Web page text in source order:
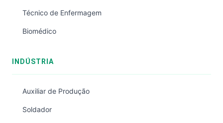
Técnico de Enfermagem
Biomédico
INDÚSTRIA
Auxiliar de Produção
Soldador